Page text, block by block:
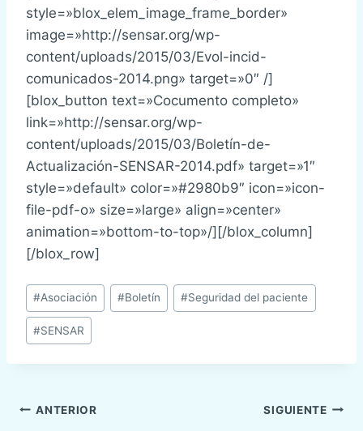
style=»blox_elem_image_frame_border»
image=»http://sensar.org/wp-
content/uploads/2015/03/Evol-incid-
comunicados-2014.png» target=»0″ /]
[blox_button text=»Cocumento completo»
link=»http://sensar.org/wp-
content/uploads/2015/03/Boletín-de-
Actualización-SENSAR-2014.pdf» target=»1″
style=»default» color=»#2980b9″ icon=»icon-
file-pdf-o» size=»large» align=»center»
animation=»bottom-to-top»/][/blox_column]
[/blox_row]
Etiquetas
de
la
#Asociación #Boletín #Seguridad del paciente
#SENSAR
Navegación
ANTERIOR SIGUIENTE